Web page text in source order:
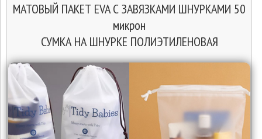
МАТОВЫЙ ПАКЕТ EVA С ЗАВЯЗКАМИ ШНУРКАМИ 50
микрон
СУМКА НА ШНУРКЕ ПОЛИЭТИЛЕНОВАЯ